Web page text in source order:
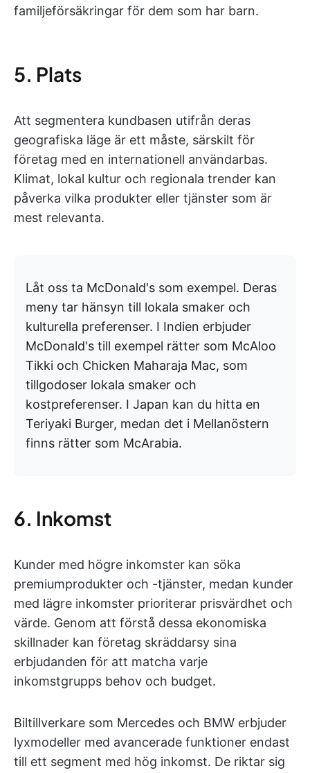
familjeförsäkringar för dem som har barn.
5. Plats
Att segmentera kundbasen utifrån deras
geografiska läge är ett måste, särskilt för
företag med en internationell användarbas.
Klimat, lokal kultur och regionala trender kan
påverka vilka produkter eller tjänster som är
mest relevanta.
Låt oss ta McDonald's som exempel. Deras
meny tar hänsyn till lokala smaker och
kulturella preferenser. I Indien erbjuder
McDonald's till exempel rätter som McAloo
Tikki och Chicken Maharaja Mac, som
tillgodoser lokala smaker och
kostpreferenser. I Japan kan du hitta en
Teriyaki Burger, medan det i Mellanöstern
finns rätter som McArabia.
6. Inkomst
Kunder med högre inkomster kan söka
premiumprodukter och -tjänster, medan kunder
med lägre inkomster prioriterar prisvärdhet och
värde. Genom att förstå dessa ekonomiska
skillnader kan företag skräddarsy sina
erbjudanden för att matcha varje
inkomstgrupps behov och budget.
Biltillverkare som Mercedes och BMW erbjuder
lyxmodeller med avancerade funktioner endast
till ett segment med hög inkomst. De riktar sig